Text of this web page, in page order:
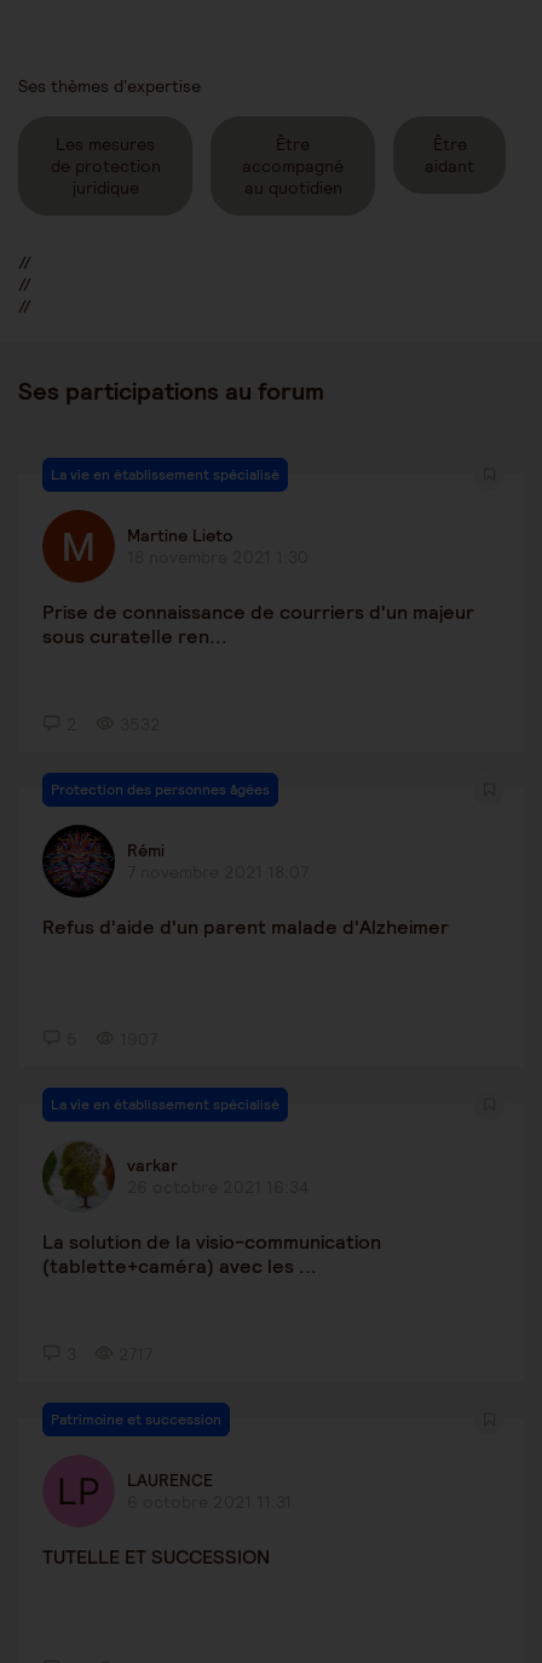
Ses thèmes d'expertise
Les mesures
de protection
juridique
Être
accompagné
au quotidien
Être
aidant
//
//
//
Ses participations au forum
La vie en établissement spécialisé
Martine Lieto
Prise de connaissance de courriers d'un majeur
sous curatelle ren...
Protection des personnes âgées
Rémi
Refus d'aide d'un parent malade d'Alzheimer
La vie en établissement spécialisé
varkar
La solution de la visio-communication
(tablette+caméra) avec les ...
Patrimoine et succession
LAURENCE
TUTELLE ET SUCCESSION